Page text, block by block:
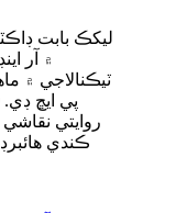
ليکڪ بابت
۾ آر
ٽيڪنالاجي ۾
روايتي
ڪندي